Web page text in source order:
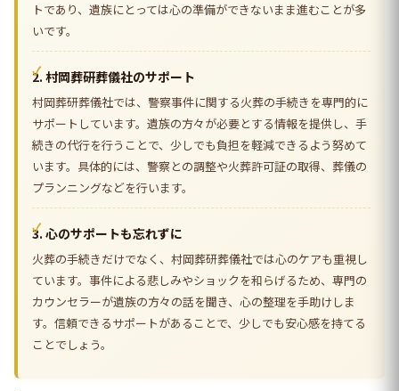
トであり、遺族にとっては心の準備ができないまま進むことが多
いです。
2. 村岡葬研葬儀社のサポート
村岡葬研葬儀社では、警察事件に関する火葬の手続きを専門的に
サポートしています。遺族の方々が必要とする情報を提供し、手
続きの代行を行うことで、少しでも負担を軽減できるよう努めて
います。具体的には、警察との調整や火葬許可証の取得、葬儀の
プランニングなどを行います。
3. 心のサポートも忘れずに
火葬の手続きだけでなく、村岡葬研葬儀社では心のケアも重視し
ています。事件による悲しみやショックを和らげるため、専門の
カウンセラーが遺族の方々の話を聞き、心の整理を手助けしま
す。信頼できるサポートがあることで、少しでも安心感を持てる
ことでしょう。